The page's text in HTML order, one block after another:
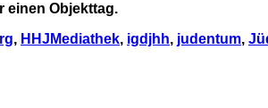
einen Objekttag.
, HHJMediathek, igdjhh, judentum,